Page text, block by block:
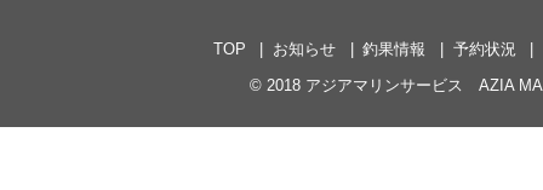
TOP お知らせ 釣果情報
予約状況
© 2018 アジアマリンサービス AZIA